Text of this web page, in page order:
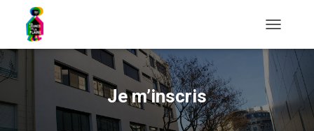
O
E
N
A
Je m’inscris